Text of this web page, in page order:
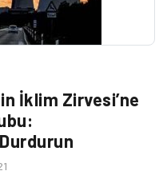
İklim Zirvesi’ne
Durdurun